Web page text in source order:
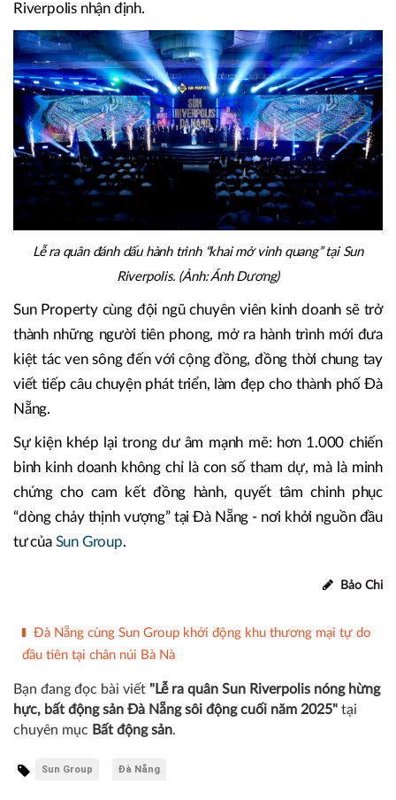
Riverpolis nhận định.
Lễ ra quân đánh dấu hành trình “khai mở vinh quang” tại Sun
Riverpolis. (Ảnh: Ánh Dương)
Sun Property cùng đội ngũ chuyên viên kinh doanh sẽ trở
thành những người tiên phong, mở ra hành trình mới đưa
kiệt tác ven sông đến với cộng đồng, đồng thời chung tay
viết tiếp câu chuyện phát triển, làm đẹp cho thành phố Đà
Nẵng.
Sự kiện khép lại trong dư âm mạnh mẽ: hơn 1.000 chiến
binh kinh doanh không chỉ là con số tham dự, mà là minh
chứng cho cam kết đồng hành, quyết tâm chinh phục
“dòng chảy thịnh vượng” tại Đà Nẵng - nơi khởi nguồn đầu
tư của Sun Group.
Bảo Chi
Đà Nẵng cùng Sun Group khởi động khu thương mại tự do
đầu tiên tại chân núi Bà Nà
Bạn đang đọc bài viết "Lễ ra quân Sun Riverpolis nóng hừng
hực, bất động sản Đà Nẵng sôi động cuối năm 2025" tại
chuyên mục Bất động sản.
Sun Group Đà Nẵng